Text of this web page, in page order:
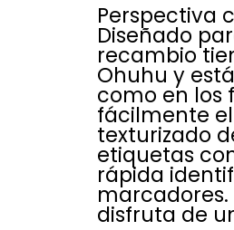
Perspectiva
Diseñado
recambio
Ohuhu y
como en los
fácilmente
texturizado
etiquetas
rápida
disfruta de